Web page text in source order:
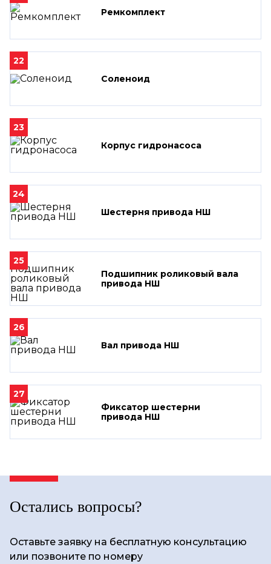
Ремкомплект
22
Соленоид
23
Корпус гидронасоса
24
Шестерня привода НШ
25
Подшипник роликовый вала
привода НШ
26
Вал привода НШ
27
Фиксатор шестерни
привода НШ
Остались вопросы?
Оставьте заявку на бесплатную консультацию
или позвоните по номеру